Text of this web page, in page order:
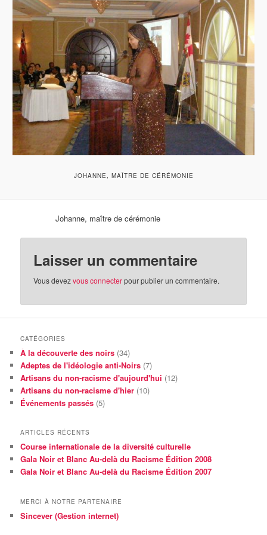
JOHANNE, MAÎTRE DE CÉRÉMONIE
Johanne, maître de cérémonie
Laisser un commentaire
Vous devezvous connecterpour publier un commentaire.
CATÉGORIES
À la découverte des noirs (34)
Adeptes de l'idéologie anti-Noirs (7)
Artisans du non-racisme d'aujourd'hui (12)
Artisans du non-racisme d'hier (10)
Événements passés (5)
ARTICLES RÉCENTS
Course internationale de la diversité culturelle
Gala Noir et Blanc Au-delà du Racisme Édition 2008
Gala Noir et Blanc Au-delà du Racisme Édition 2007
MERCI À NOTRE PARTENAIRE
Sincever (Gestion internet)